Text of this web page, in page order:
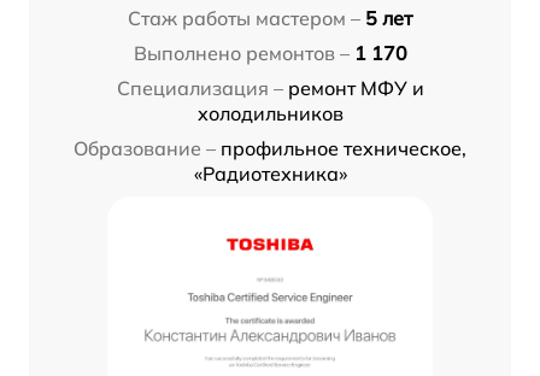
Стаж работы мастером – 5 лет
Выполнено ремонтов – 1 170
Специализация – ремонт МФУ и
холодильников
Образование – профильное техническое,
«Радиотехника»